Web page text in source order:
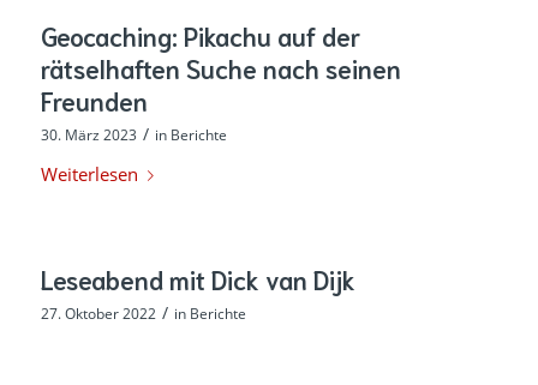
Geocaching: Pikachu auf der
rätselhaften Suche nach seinen
Freunden
30. März 2023 / in Berichte
Weiterlesen
Leseabend mit Dick van Dijk
27. Oktober 2022 / in Berichte